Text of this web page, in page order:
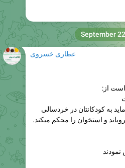
عطاری خسروی
از:
به کودکانتان در خردسالی
و استخوان را محکم میکند.
September